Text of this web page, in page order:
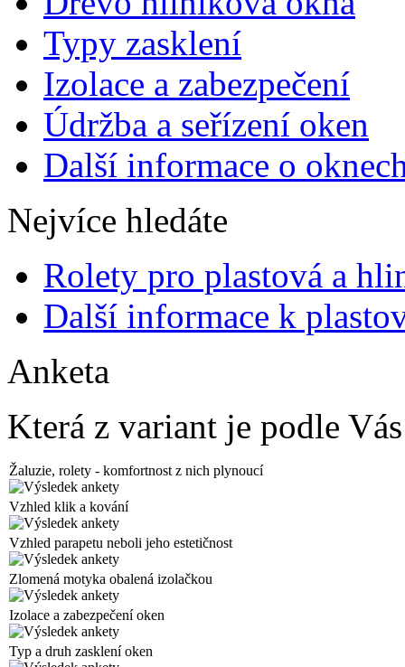
Typy zasklení
Izolace a zabezpečení
Údržba a seřízení oken
Další informace o
Nejvíce hledáte
Rolety pro plastová a
Další informace k
Anketa
Která z variant je podle
Žaluzie, rolety - komfortnost z nich plynoucí
Vzhled klik a kování
Vzhled parapetu neboli jeho estetičnost
Zlomená motyka obalená izolačkou
Izolace a zabezpečení oken
Typ a druh zasklení oken